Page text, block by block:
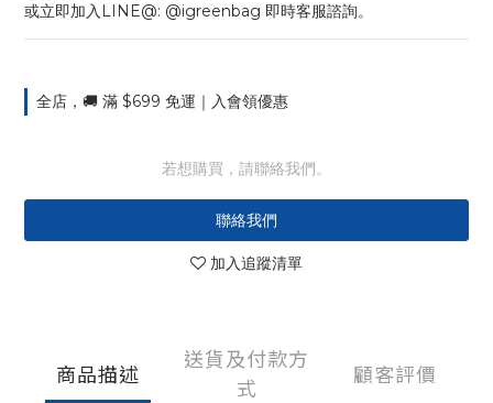
或立即加入LINE@: @igreenbag 即時客服諮詢。
全店，🚚 滿 $699 免運｜入會領優惠
若想購買，請聯絡我們。
聯絡我們
加入追蹤清單
商品描述
送貨及付款方
式
顧客評價